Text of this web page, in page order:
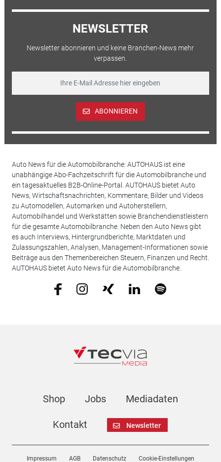
NEWSLETTER
Newsletter abonnieren und keine Branchen-News mehr
verpassen.
ABONNIEREN
Auto News für die Automobilbranche: AUTOHAUS ist eine
unabhängige Abo-Fachzeitschrift für die Automobilbranche und
ein tagesaktuelles B2B-Online-Portal. AUTOHAUS bietet Auto
News, Wirtschaftsnachrichten, Kommentare, Bilder und Videos
zu Automodellen, Automarken und Autoherstellern,
Automobilhandel und Werkstätten sowie Branchendienstleistern
für die gesamte Automobilbranche. Neben den Auto News gibt
es auch Interviews, Hintergrundberichte, Marktdaten und
Zulassungszahlen, Analysen, Management-Informationen sowie
Beiträge aus den Themenbereichen Steuern, Finanzen und Recht.
AUTOHAUS bietet Auto News für die Automobilbranche.
Shop Jobs Mediadaten
Kontakt Newsletter
Impressum AGB Datenschutz Cookie-Einstellungen